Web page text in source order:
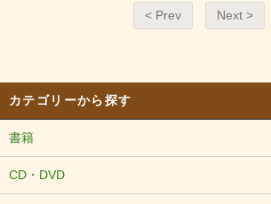
< Prev Next >
カテゴリーから探す
書籍
CD・DVD